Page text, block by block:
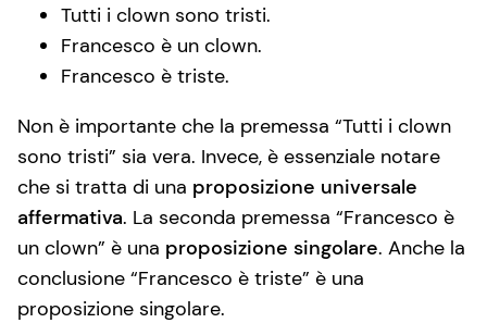
Tutti i clown sono tristi.
Francesco è un clown.
Francesco è triste.
Non è importante che la premessa “Tutti i clown
sono tristi” sia vera. Invece, è essenziale notare
che si tratta di una proposizione universale
affermativa. La seconda premessa “Francesco è
un clown” è una proposizione singolare. Anche la
conclusione “Francesco è triste” è una
proposizione singolare.